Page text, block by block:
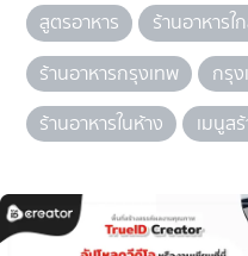
สูตรอาหาร ร้านอาหารใ
ร้านอาหารกรุงเทพ
กรุ
ร้านอาหารในห้าง
เมนูส